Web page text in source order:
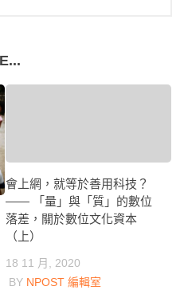
會上網，就等於善用科技？
—— 「量」與「質」的數位
落差，關於數位文化資本
（上）
18 11 月, 2020
BY NPOST 編輯室